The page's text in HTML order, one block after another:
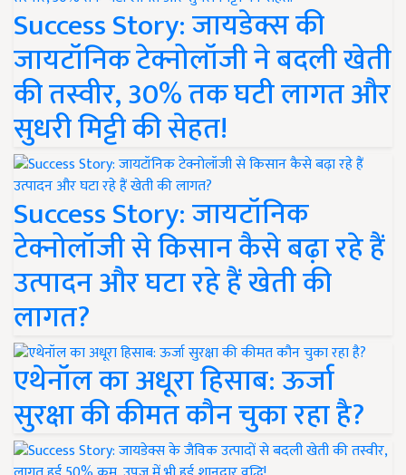
Success Story: जायडेक्स की
जायटॉनिक टेक्नोलॉजी ने बदली खेती
की तस्वीर, 30% तक घटी लागत और
सुधरी मिट्टी की सेहत!
Success Story: जायटॉनिक
टेक्नोलॉजी से किसान कैसे बढ़ा रहे हैं
उत्पादन और घटा रहे हैं खेती की
लागत?
एथेनॉल का अधूरा हिसाब: ऊर्जा
सुरक्षा की कीमत कौन चुका रहा है?